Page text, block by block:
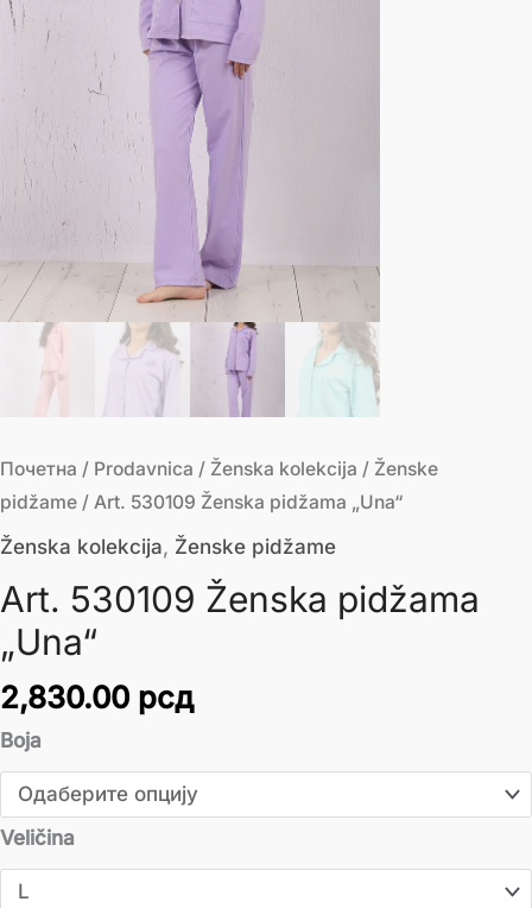
Почетна / Prodavnica / Ženska kolekcija / Ženske
pidžame / Art. 530109 Ženska pidžama „Una“
Ženska kolekcija, Ženske pidžame
Art. 530109 Ženska pidžama
„Una“
2,830.00 рсд
Boja
Veličina